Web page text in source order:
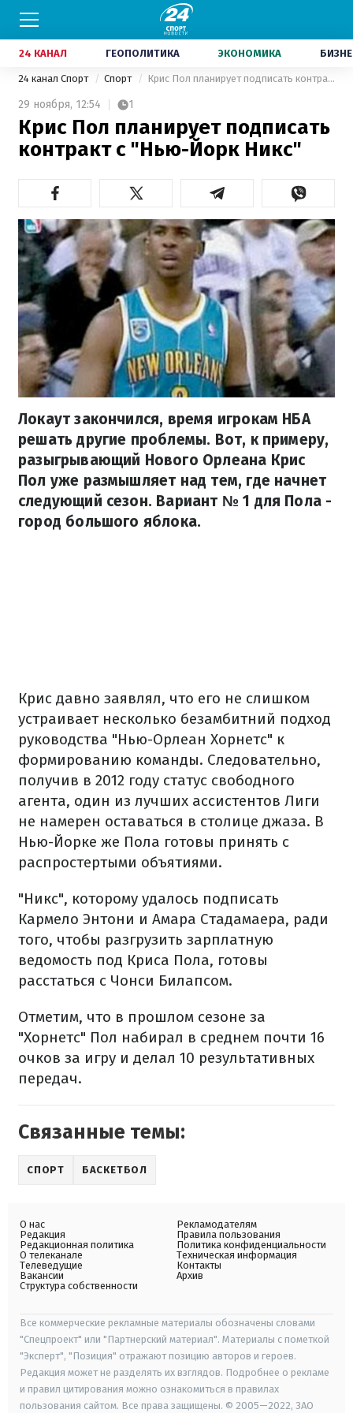
24 КАНАЛ ГЕОПОЛИТИКА ЭКОНОМИКА
24 канал Спорт Спорт Крис Пол планирует подписать контракт с "Нью-Йорк Никс"
29 ноября, 12:54 1
Крис Пол планирует подписать
контракт с "Нью-Йорк Никс"
Локаут закончился, время игрокам НБА
решать другие проблемы. Вот, к примеру,
разыгрывающий Нового Орлеана Крис
Пол уже размышляет над тем, где начнет
следующий сезон. Вариант № 1 для Пола -
город большого яблока.
Крис давно заявлял, что его не слишком
устраивает несколько безамбитний подход
руководства "Нью-Орлеан Хорнетс" к
формированию команды. Следовательно,
получив в 2012 году статус свободного
агента, один из лучших ассистентов Лиги
не намерен оставаться в столице джаза. В
Нью-Йорке же Пола готовы принять с
распростертыми объятиями.
"Никс", которому удалось подписать
Кармело Энтони и Амара Стадамаера, ради
того, чтобы разгрузить зарплатную
ведомость под Криса Пола, готовы
расстаться с Чонси Билапсом.
Отметим, что в прошлом сезоне за
"Хорнетс" Пол набирал в среднем почти 16
очков за игру и делал 10 результативных
передач.
Связанные темы:
СПОРТ БАСКЕТБОЛ
О нас
Редакция
Редакционная политика
О телеканале
Телеведущие
Вакансии
Структура собственности
Рекламодателям
Правила пользования
Политика конфиденциальности
Техническая информация
Контакты
Архив
Все коммерческие рекламные материалы обозначены словами
"Спецпроект" или "Партнерский материал". Материалы с пометкой
"Эксперт", "Позиция" отражают позицию авторов и героев.
Редакция может не разделять их взглядов. Подробнее о рекламе
и правил цитирования можно ознакомиться в правилах
пользования сайтом. Все права защищены. © 2005—2022, ЗАО